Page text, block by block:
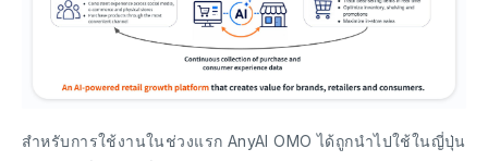
สำหรับการใช้งานในช่วงแรก AnyAI OMO ได้ถูกนำไปใช้ในญี่ปุ่น